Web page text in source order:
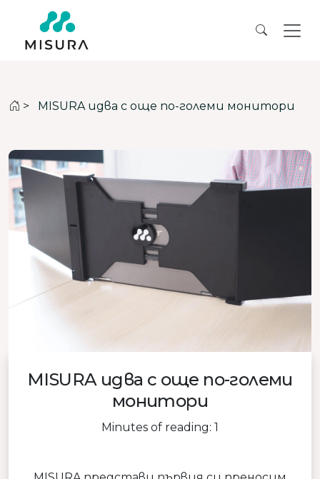
> MISURA идва с още по-големи монитори
MISURA идва с още по-големи
монитори
Minutes of reading: 1